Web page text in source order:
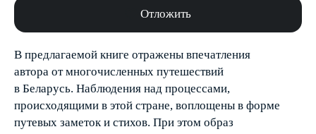
Отложить
В предлагаемой книге отражены впечатления
автора от многочисленных путешествий
в Беларусь. Наблюдения над процессами,
происходящими в этой стране, воплощены в форме
путевых заметок и стихов. При этом образ